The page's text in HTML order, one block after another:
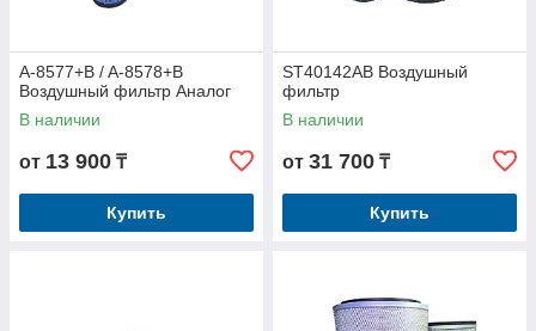
A-8577+B / A-8578+B
Воздушный фильтр Аналог
В наличии
от 13 900 ₸
Купить
ST40142AB Воздушный
фильтр
В наличии
от 31 700 ₸
Купить